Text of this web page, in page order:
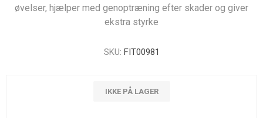
øvelser, hjælper med genoptræning efter skader og giver
ekstra styrke
SKU: FIT00981
IKKE PÅ LAGER